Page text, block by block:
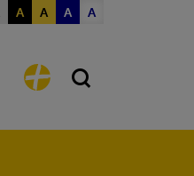
A A A A